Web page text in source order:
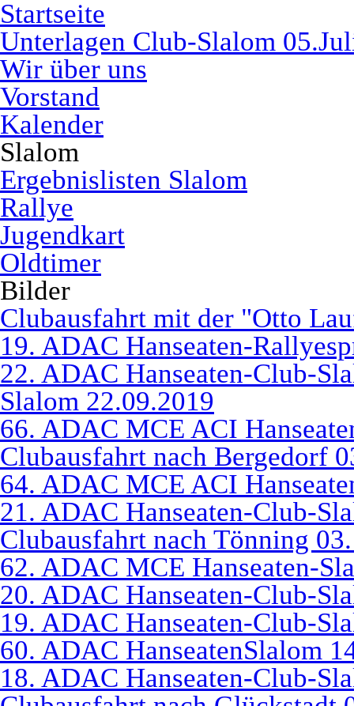
Startseite
Unterlagen Club-Slalom
Wir über uns
Vorstand
Kalender
Slalom
Ergebnislisten Slalom
Rallye
Jugendkart
Oldtimer
Bilder
Clubausfahrt mit der "Otto
19. ADAC Hanseaten-
22. ADAC Hanseaten-Club-
Slalom 22.09.2019
66. ADAC MCE ACI
Clubausfahrt nach Bergedorf
64. ADAC MCE ACI
21. ADAC Hanseaten-Club-
Clubausfahrt nach Tönning
62. ADAC MCE Hanseaten-
20. ADAC Hanseaten-Club-
19. ADAC Hanseaten-Club-
60. ADAC HanseatenSlalom
18. ADAC Hanseaten-Club-